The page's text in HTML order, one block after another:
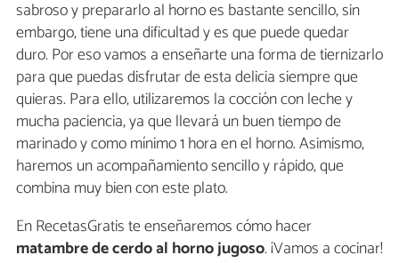
sabroso y prepararlo al horno es bastante sencillo, sin
embargo, tiene una dificultad y es que puede quedar
duro. Por eso vamos a enseñarte una forma de tiernizarlo
para que puedas disfrutar de esta delicia siempre que
quieras. Para ello, utilizaremos la cocción con leche y
mucha paciencia, ya que llevará un buen tiempo de
marinado y como mínimo 1 hora en el horno. Asimismo,
haremos un acompañamiento sencillo y rápido, que
combina muy bien con este plato.
En RecetasGratis te enseñaremos cómo hacer
matambre de cerdo al horno jugoso. ¡Vamos a cocinar!